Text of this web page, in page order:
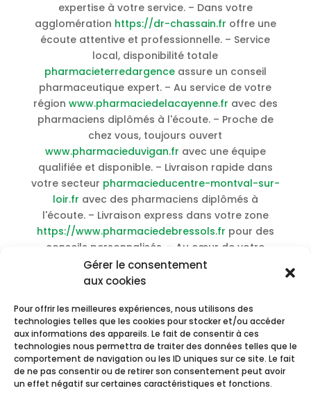
Gérer le consentement
aux cookies
Pour offrir les meilleures expériences, nous utilisons des
technologies telles que les cookies pour stocker et/ou accéder
aux informations des appareils. Le fait de consentir à ces
technologies nous permettra de traiter des données telles que le
comportement de navigation ou les ID uniques sur ce site. Le fait
de ne pas consentir ou de retirer son consentement peut avoir
un effet négatif sur certaines caractéristiques et fonctions.
expertise à votre service. – Dans votre
agglomération https://dr-chassain.fr offre une
écoute attentive et professionnelle. – Service
local, disponibilité totale
pharmacieterredargenceassure un conseil
pharmaceutique expert. – Au service de votre
région www.pharmaciedelacayenne.fr avec des
pharmaciens diplômés à l'écoute. – Proche de
chez vous, toujours ouvert
www.pharmacieduvigan.fr avec une équipe
qualifiée et disponible. – Livraison rapide dans
votre secteur pharmacieducentre-montval-sur-
loir.fr avec des pharmaciens diplômés à
l'écoute. – Livraison express dans votre zone
https://www.pharmaciedebressols.fr pour des
conseils personnalisés. – Au cœur de votre
https://www.pharmaciedeperignat.fr
pour des solutions adaptées à chacun. –
https://www.centre-commercial-
champdeniers.frgarantit professionnalisme et
écoute. – Dans votre département, pour vous
pharmacieniogretassure un accompagnement
bienveillant. –Acheter Fosamax sans
ordonnance meilleur prix–Acheter